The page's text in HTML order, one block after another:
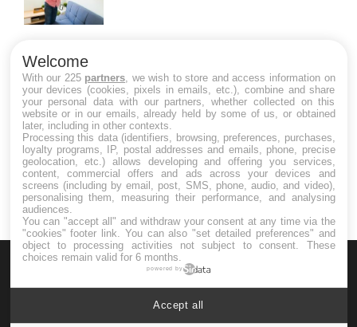
Maladie de Charcot (Sclérose latérale
amyotrophique)
Welcome
With our 225 partners , we wish to store and access information on
your devices (cookies, pixels in emails, etc.), combine and share
your personal data with our partners, whether collected on this
website or in our emails, already held by some of us, or obtained
later, including in other contexts.
Processing this data (identifiers, browsing, preferences, purchases,
loyalty programs, IP, postal addresses and emails, phone, precise
geolocation, etc.) allows developing and offering you services,
content, commercial offers and ads across your devices and
screens (including by email, post, SMS, phone, audio, and video),
personalising them, measuring their performance, and analysing
audiences.
You can "accept all" and withdraw your consent at any time via the
"cookies" footer link . You can also "set detailed preferences" and
object to processing activities not subject to consent. These
choices remain valid for 6 months.
powered by
Accept all